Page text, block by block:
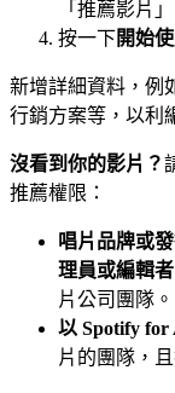
「推薦影片」
按一下開始
新增詳細資料，例
行銷方案等，以利
沒看到你的影片？
推薦權限：
唱片品牌或
理員或編輯者
片公司團隊。
以 Spotify for
片的團隊，